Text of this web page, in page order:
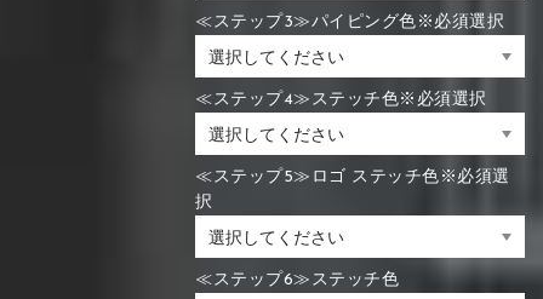
≪ステップ3≫パイピング色※必須選択
≪ステップ4≫ステッチ色※必須選択
≪ステップ5≫ロゴ ステッチ色※必須選
択
≪ステップ6≫ステッチ色